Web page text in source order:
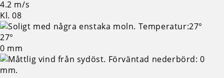
4.2 m/s
Kl. 08
27°
0 mm